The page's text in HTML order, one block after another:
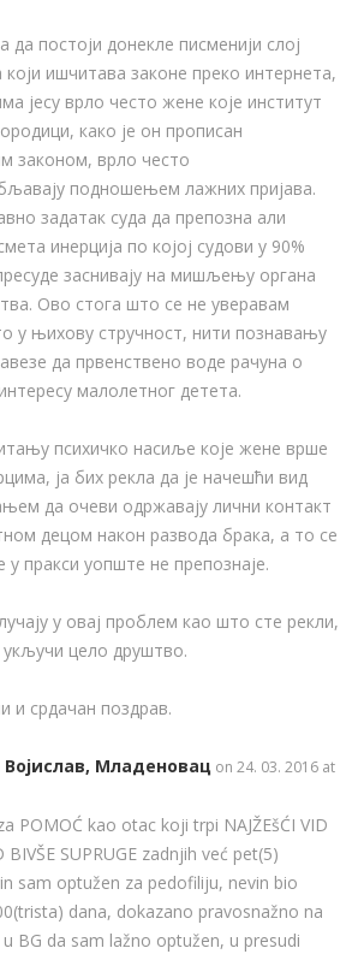
да постоји донекле писменији слој
који ишчитава законе преко интернета,
јесу врло често жене које институт
како је он прописан
законом, врло често
подношењем лажних пријава.
задатак суда да препозна али
инерција по којој судови у 90%
заснивају на мишљењу органа
Ово стога што се не уверавам
у њихову стручност, нити познавању
да првенствено воде рачуна о
малолетног детета.
психичко насиље које жене врше
ја бих рекла да је начешћи вид
да очеви одржавају лични контакт
децом након развода брака, а то се
у пракси уопште не препознаје.
у овај проблем као што сте рекли,
цело друштво.
и срдачан поздрав.
Младеновац on 24. 03. 2016 at
POMOĆ kao otac koji trpi NAJŽEšĆI VID
BIVŠE SUPRUGE zadnjih već pet(5)
sam optužen za pedofiliju, nevin bio
dana, dokazano pravosnažno na
BG da sam lažno optužen, u presudi